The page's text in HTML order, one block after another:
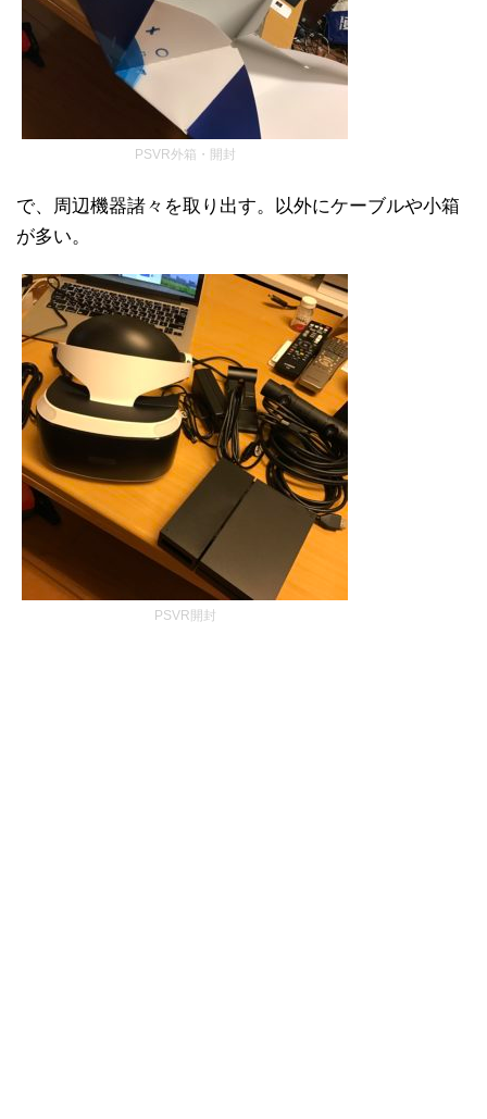
PSVR外箱・開封
で、周辺機器諸々を取り出す。以外にケーブルや小箱
が多い。
PSVR開封